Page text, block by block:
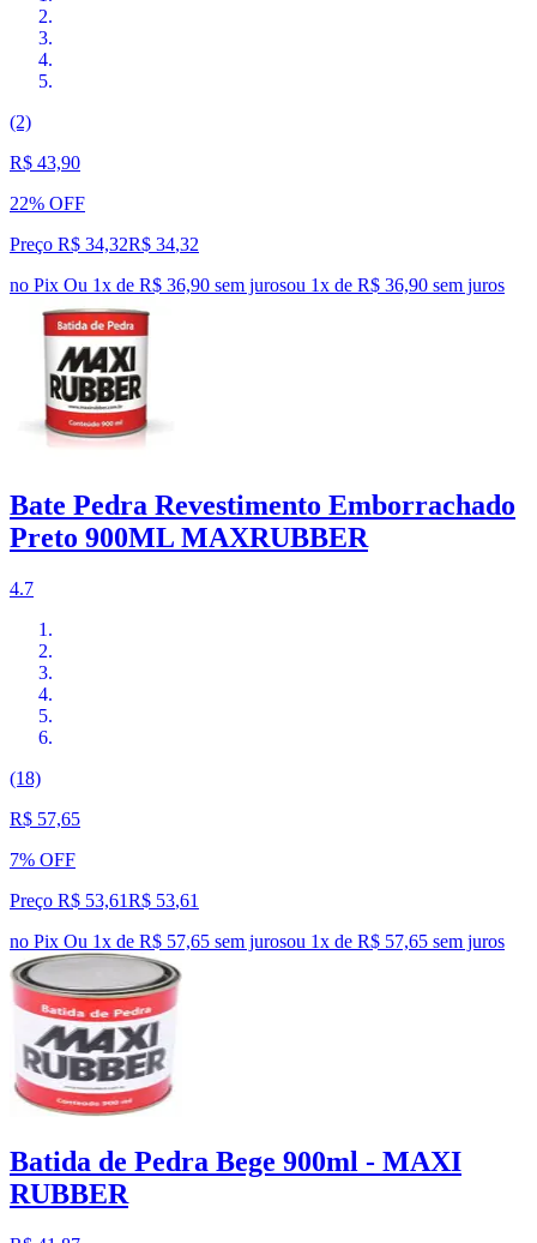
(2)
R$ 43,90
22% OFF
Preço R$ 34,32R$ 34,32
no Pix Ou 1x de R$ 36,90 sem jurosou 1x de R$ 36,90 sem juros
Bate Pedra Revestimento Emborrachado
Preto 900ML MAXRUBBER
4.7
(18)
R$ 57,65
7% OFF
Preço R$ 53,61R$ 53,61
no Pix Ou 1x de R$ 57,65 sem jurosou 1x de R$ 57,65 sem juros
Batida de Pedra Bege 900ml - MAXI
RUBBER